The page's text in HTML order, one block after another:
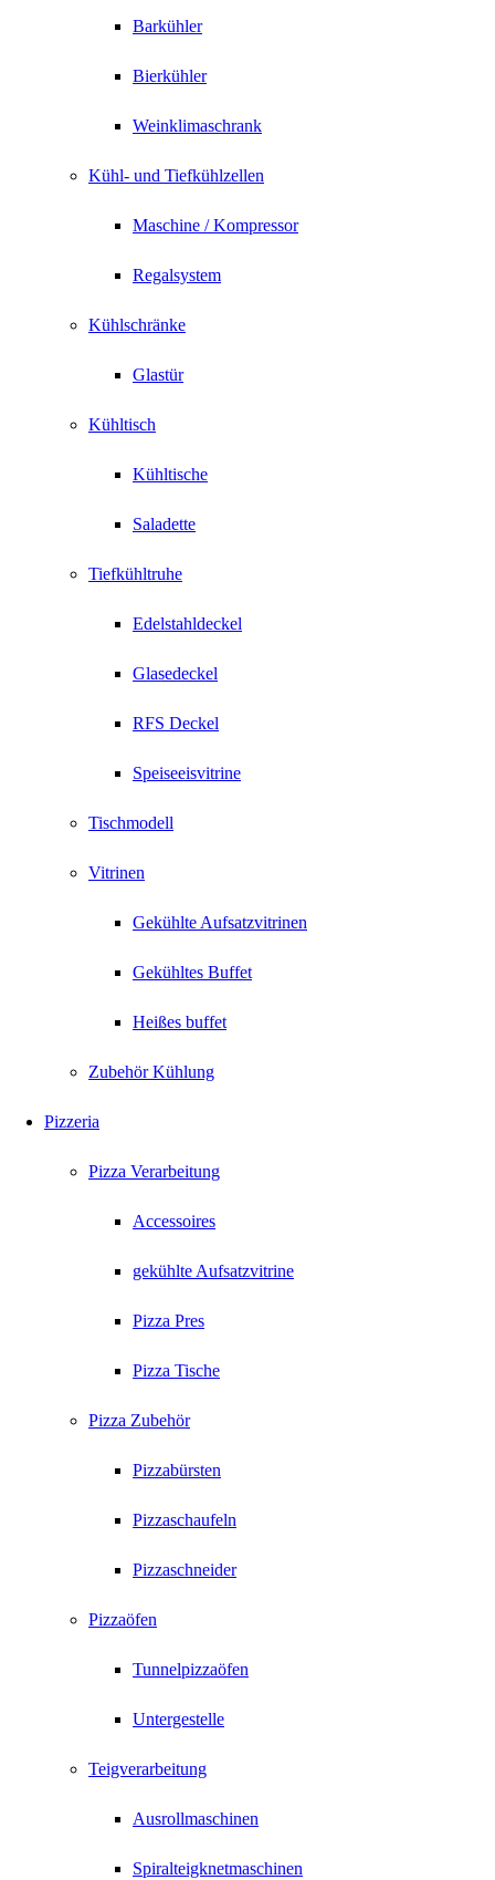
Barkühler
Bierkühler
Weinklimaschrank
Kühl- und Tiefkühlzellen
Maschine / Kompressor
Regalsystem
Kühlschränke
Glastür
Kühltisch
Kühltische
Saladette
Tiefkühltruhe
Edelstahldeckel
Glasedeckel
RFS Deckel
Speiseeisvitrine
Tischmodell
Vitrinen
Gekühlte Aufsatzvitrinen
Gekühltes Buffet
Heißes buffet
Zubehör Kühlung
Pizzeria
Pizza Verarbeitung
Accessoires
gekühlte Aufsatzvitrine
Pizza Pres
Pizza Tische
Pizza Zubehör
Pizzabürsten
Pizzaschaufeln
Pizzaschneider
Pizzaöfen
Tunnelpizzaöfen
Untergestelle
Teigverarbeitung
Ausrollmaschinen
Spiralteigknetmaschinen